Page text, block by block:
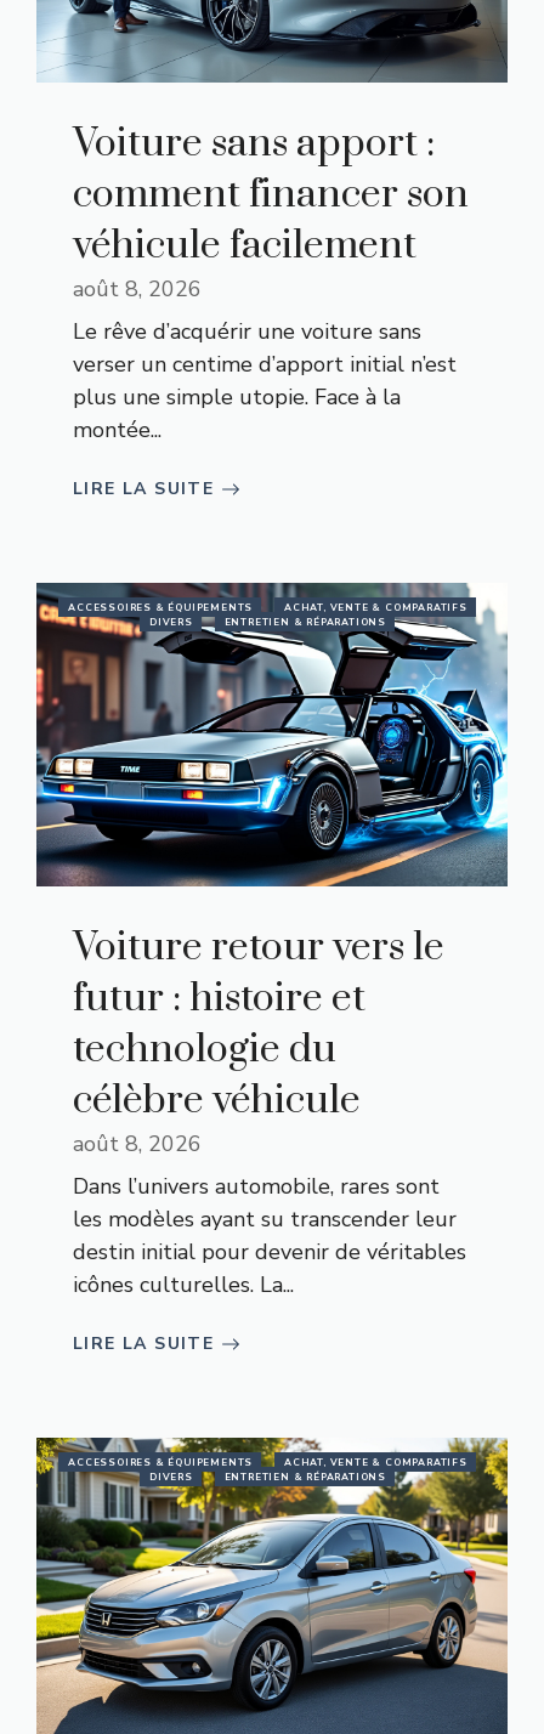
Voiture sans apport :
comment financer son
véhicule facilement
août 8, 2026
Le rêve d’acquérir une voiture sans
verser un centime d’apport initial n’est
plus une simple utopie. Face à la
montée...
LIRE LA SUITE
ACCESSOIRES & ÉQUIPEMENTS
ACHAT, VENTE & COMPARATIFS
DIVERS
ENTRETIEN & RÉPARATIONS
Voiture retour vers le
futur : histoire et
technologie du
célèbre véhicule
août 8, 2026
Dans l’univers automobile, rares sont
les modèles ayant su transcender leur
destin initial pour devenir de véritables
icônes culturelles. La...
LIRE LA SUITE
ACCESSOIRES & ÉQUIPEMENTS
ACHAT, VENTE & COMPARATIFS
DIVERS
ENTRETIEN & RÉPARATIONS